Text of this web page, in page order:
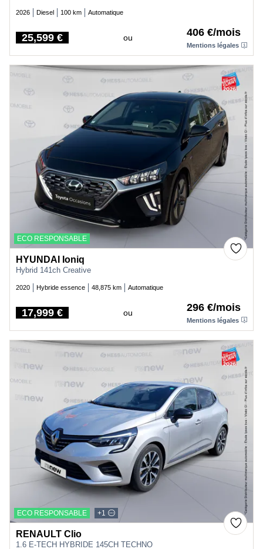
2026 Diesel 100 km Automatique
Price
25,599 € ou 406 €/mois
Mentions légales
ECO RESPONSABLE
HYUNDAI Ioniq
Hybrid 141ch Creative
2020 Hybride essence 48,875 km Automatique
Price
17,999 € ou 296 €/mois
Mentions légales
ECO RESPONSABLE +1
RENAULT Clio
1.6 E-TECH HYBRIDE 145CH TECHNO